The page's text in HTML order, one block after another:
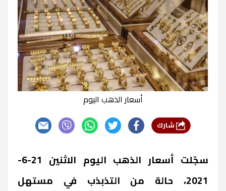
أسعار الذهب اليوم
سجّلت أسعار الذهب اليوم الاثنين 21-6-
2021، حالة من التذبذب في مستهل